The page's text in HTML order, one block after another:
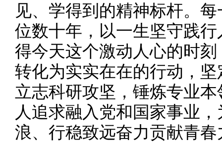
见、学得到的精神标杆。
位数十年，以一生坚守践
得今天这个激动人心的时
转化为实实在在的行动，
立志科研攻坚，锤炼专业
人追求融入党和国家事业
浪、行稳致远奋力贡献青春